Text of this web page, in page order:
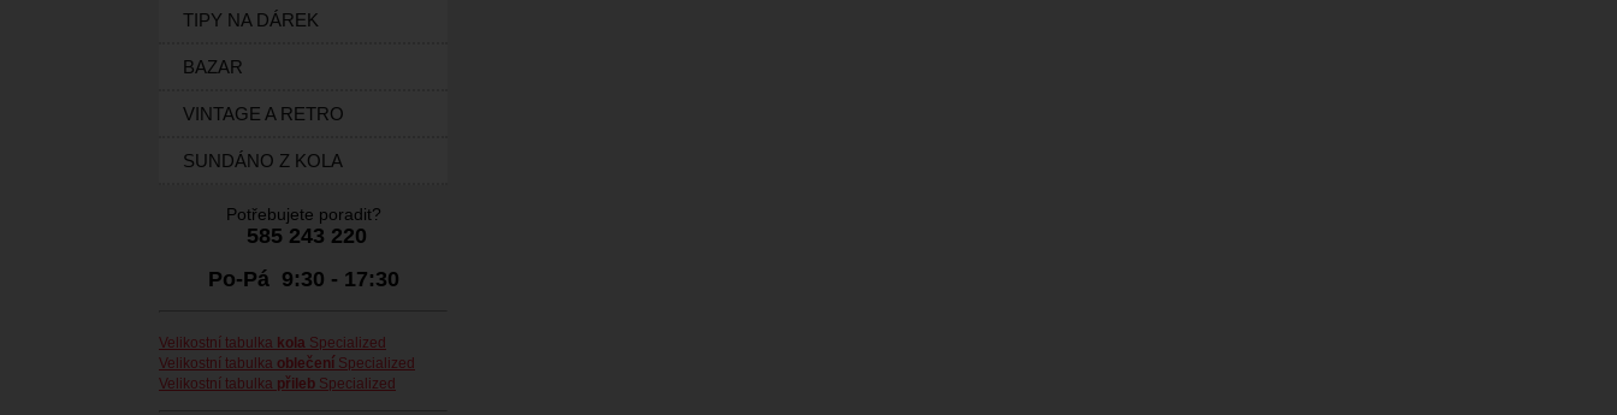
TIPY NA DÁREK
BAZAR
VINTAGE A RETRO
SUNDÁNO Z KOLA
Potřebujete poradit?
585 243 220
Po-Pá 9:30 - 17:30
Velikostní tabulka kola Specialized
Velikostní tabulka oblečení Specialized
Velikostní tabulka přileb Specialized